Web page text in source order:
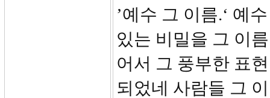
’예수 그 이름.‘ 예
있는 비밀을 그 이
어서 그 풍부한 표
되었네 사람들 그